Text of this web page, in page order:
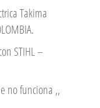
Takima
STIHL –
no funciona ,,